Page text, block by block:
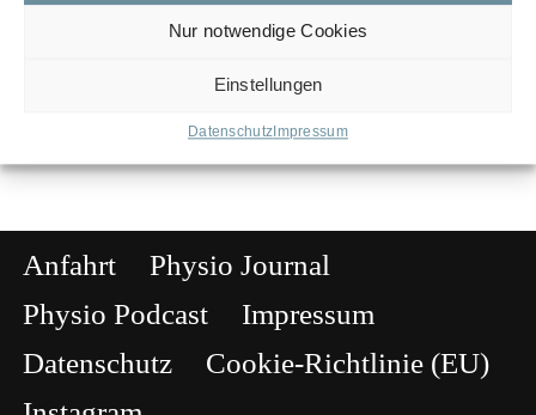
Nur notwendige Cookies
Einstellungen
Datenschutz Impressum
der aktuellen Skisaison
Anfahrt
Physio Journal
Physio Podcast
Impressum
Datenschutz
Cookie-Richtlinie (EU)